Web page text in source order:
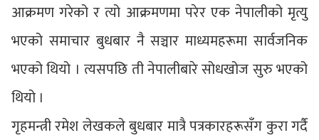
आक्रमण गरेको र त्यो आक्रमणमा परेर एक नेपालीको मृत्यु
भएको समाचार बुधबार नै सञ्चार माध्यमहरूमा सार्वजनिक
भएको थियो । त्यसपछि ती नेपालीबारे सोधखोज सुरु भएको
थियो ।
गृहमन्त्री रमेश लेखकले बुधबार मात्रै पत्रकारहरूसँग कुरा गर्दै